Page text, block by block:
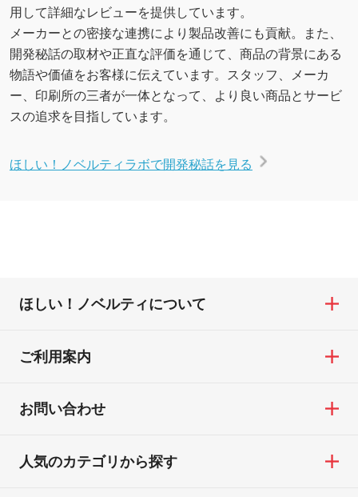
用して詳細なレビューを提供しています。
メーカーとの密接な連携により製品改善にも貢献。また、
開発秘話の取材や正直な評価を通じて、商品の背景にある
物語や価値をお客様に伝えています。スタッフ、メーカ
ー、印刷所の三者が一体となって、より良い商品とサービ
スの追求を目指しています。
ほしい！ノベルティラボで開発秘話を見る
ほしい！ノベルティについて
ご利用案内
お問い合わせ
人気のカテゴリから探す